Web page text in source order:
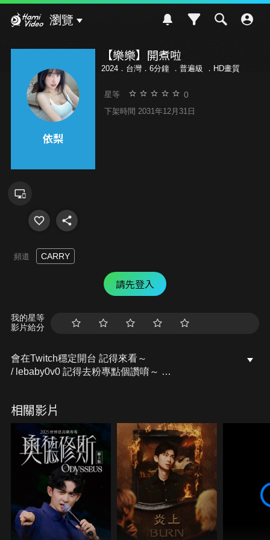
瀏覽
【樂樂】開煮啦
2024．台灣．6分鐘 ． 普遍級 ．HD畫質
星等 0
下架時間 2031年12月31日
頻道 CARRY
請先登入
我的星等
影片給分
會在Twitch穩定開台 記得來看～
/ lebaby0v0 記得去粉專點個讚唷～
/ lebaby0v0 Instagram：lebaby0v0
/ lebaby0v0 本頻道授權相關請洽詢：
littlefish@mesports.com.tw
若非此窗口授權，一律概不承認。
業務合作請洽：san710501@mesports.com.tw
相關影片